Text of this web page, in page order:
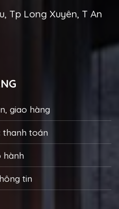
Tp Long Xuyên, T An
giao hàng
thanh toán
hành
tin